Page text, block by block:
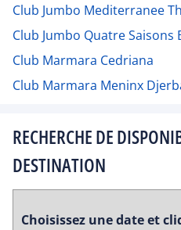
Club Jumbo Mediterranee
Club Jumbo Quatre Saisons
Club Marmara Cedriana
Club Marmara Meninx
RECHERCHE DE
DESTINATION
Choisissez une date et